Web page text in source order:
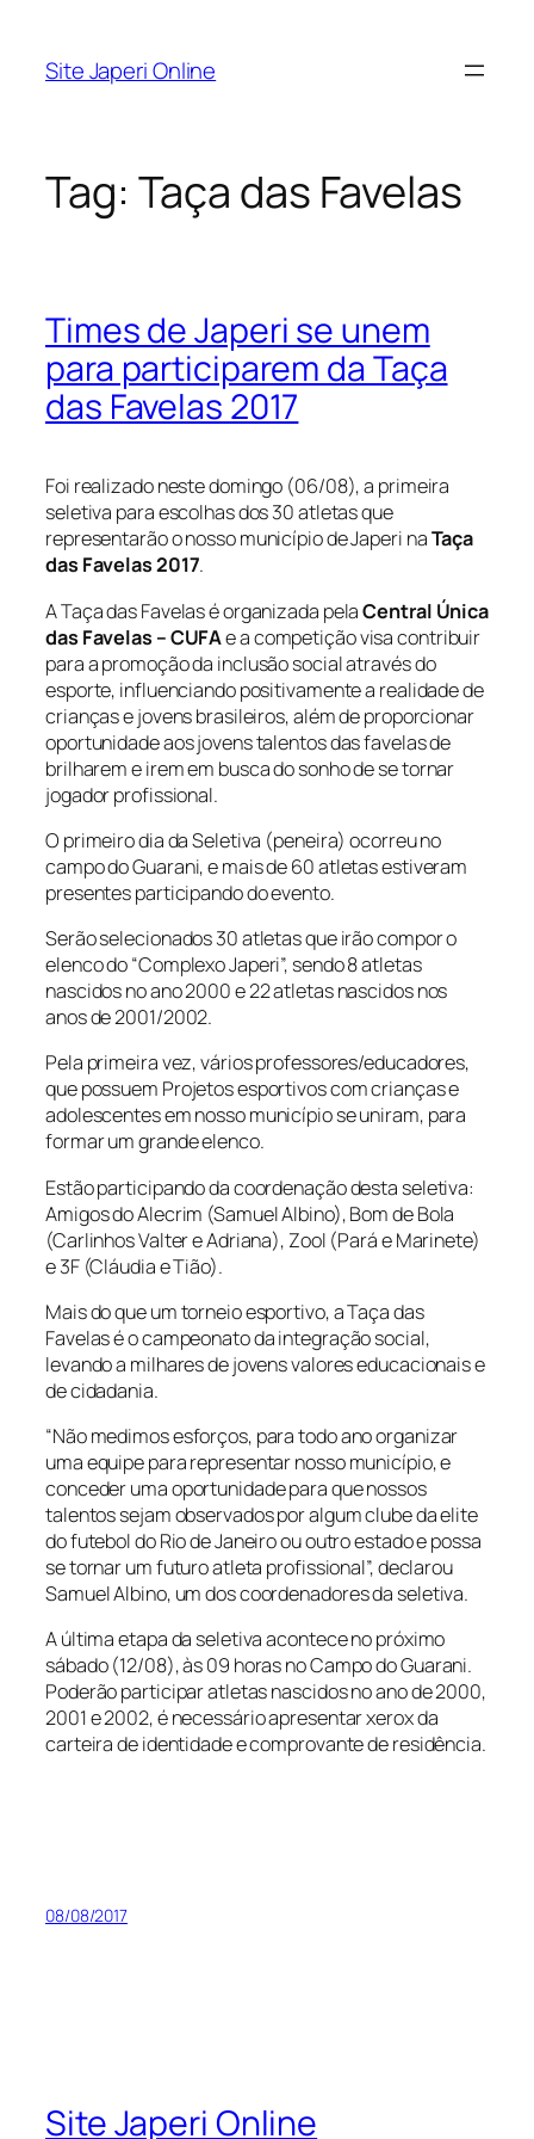
Site Japeri Online
Tag: Taça das Favelas
Times de Japeri se unem
para participarem da Taça
das Favelas 2017
Foi realizado neste domingo (06/08), a primeira
seletiva para escolhas dos 30 atletas que
representarão o nosso município de Japeri naTaça
das Favelas 2017.
A Taça das Favelas é organizada pelaCentral Única
das Favelas – CUFAe a competição visa contribuir
para a promoção da inclusão social através do
esporte, influenciando positivamente a realidade de
crianças e jovens brasileiros, além de proporcionar
oportunidade aos jovens talentos das favelas de
brilharem e irem em busca do sonho de se tornar
jogador profissional.
O primeiro dia da Seletiva (peneira) ocorreu no
campo do Guarani, e mais de 60 atletas estiveram
presentes participando do evento.
Serão selecionados 30 atletas que irão compor o
elenco do “Complexo Japeri”, sendo 8 atletas
nascidos no ano 2000 e 22 atletas nascidos nos
anos de 2001/2002.
Pela primeira vez, vários professores/educadores,
que possuem Projetos esportivos com crianças e
adolescentes em nosso município se uniram, para
formar um grande elenco.
Estão participando da coordenação desta seletiva:
Amigos do Alecrim (Samuel Albino), Bom de Bola
(Carlinhos Valter e Adriana), Zool (Pará e Marinete)
e 3F (Cláudia e Tião).
Mais do que um torneio esportivo, a Taça das
Favelas é o campeonato da integração social,
levando a milhares de jovens valores educacionais e
de cidadania.
“Não medimos esforços, para todo ano organizar
uma equipe para representar nosso município, e
conceder uma oportunidade para que nossos
talentos sejam observados por algum clube da elite
do futebol do Rio de Janeiro ou outro estado e possa
se tornar um futuro atleta profissional”, declarou
Samuel Albino, um dos coordenadores da seletiva.
A última etapa da seletiva acontece no próximo
sábado (12/08), às 09 horas no Campo do Guarani.
Poderão participar atletas nascidos no ano de 2000,
2001 e 2002, é necessário apresentar xerox da
carteira de identidade e comprovante de residência.
08/08/2017
Site Japeri Online